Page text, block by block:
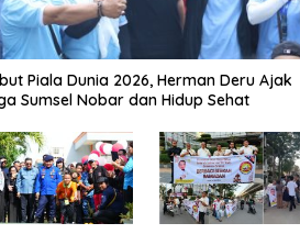
Piala Dunia 2026, Herman Deru Ajak
Sumsel Nobar dan Hidup Sehat